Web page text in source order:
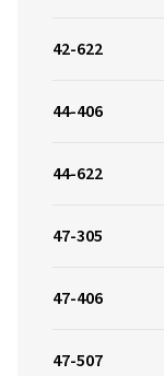
42-622
44-406
44-622
47-305
47-406
47-507